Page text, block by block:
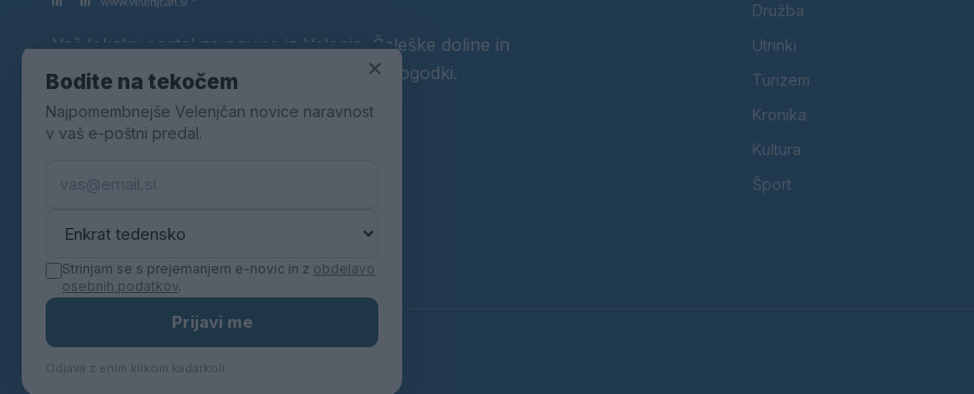
Vaš lokalni portal za novice iz Velenja, Šaleške doline in
okolice. Aktualne novice, šport, kultura, dogodki.
Povezujemo Velenje.
Družba
Utrinki
Turizem
Kronika
Kultura
Šport
×
Bodite na tekočem
Najpomembnejše Velenjčan novice naravnost
v vaš e-poštni predal.
Strinjam se s prejemanjem e-novic in z obdelavo
osebnih podatkov.
Prijavi me
Odjava z enim klikom kadarkoli.